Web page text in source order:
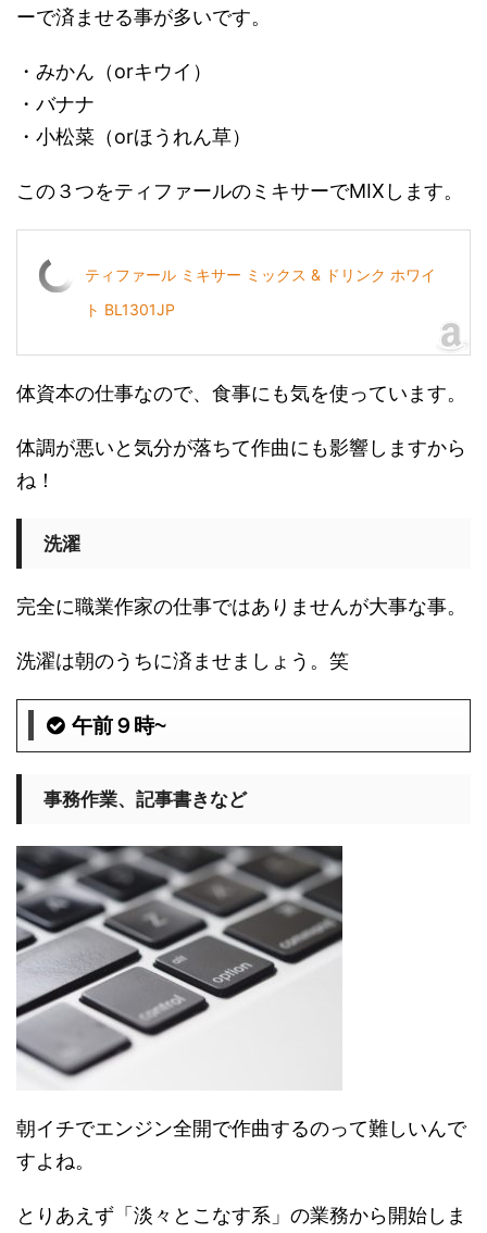
ーで済ませる事が多いです。
・みかん（orキウイ）
・バナナ
・小松菜（orほうれん草）
この３つをティファールのミキサーでMIXします。
ティファール ミキサー ミックス & ドリンク ホワイ
ト BL1301JP
体資本の仕事なので、食事にも気を使っています。
体調が悪いと気分が落ちて作曲にも影響しますから
ね！
洗濯
完全に職業作家の仕事ではありませんが大事な事。
洗濯は朝のうちに済ませましょう。笑
午前９時~
事務作業、記事書きなど
朝イチでエンジン全開で作曲するのって難しいんで
すよね。
とりあえず「淡々とこなす系」の業務から開始しま